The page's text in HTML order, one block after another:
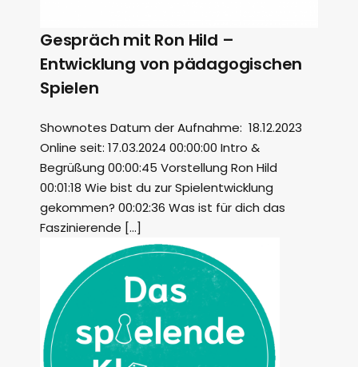
Gespräch mit Ron Hild –
Entwicklung von pädagogischen
Spielen
Shownotes Datum der Aufnahme: 18.12.2023
Online seit: 17.03.2024 00:00:00 Intro &
Begrüßung 00:00:45 Vorstellung Ron Hild
00:01:18 Wie bist du zur Spielentwicklung
gekommen? 00:02:36 Was ist für dich das
Faszinierende […]